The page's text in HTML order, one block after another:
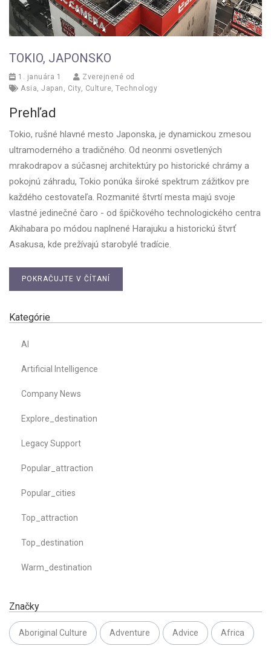
TOKIO, JAPONSKO
1. januára 1
Zverejnené od
Asia, Japan , City, Culture, Technology
Prehľad
Tokio, rušné hlavné mesto Japonska, je dynamickou zmesou
ultramoderného a tradičného. Od neonmi osvetlených
mrakodrapov a súčasnej architektúry po historické chrámy a
pokojnú záhradu, Tokio ponúka široké spektrum zážitkov pre
každého cestovateľa. Rozmanité štvrtí mesta majú svoje
vlastné jedinečné čaro - od špičkového technologického centra
Akihabara po módou naplnené Harajuku a historickú štvrť
Asakusa, kde prežívajú starobylé tradície.
POKRAČUJTE V ČÍTANÍ
Kategórie
AI
Artificial Intelligence
Company News
Explore_destination
Legacy Support
Popular_attraction
Popular_cities
Top_attraction
Top_destination
Warm_destination
Značky
Aboriginal Culture Adventure Advice Africa